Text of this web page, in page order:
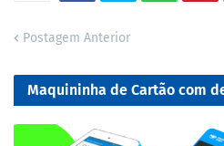
Postagem Anterior
Maquininha de Cartão com